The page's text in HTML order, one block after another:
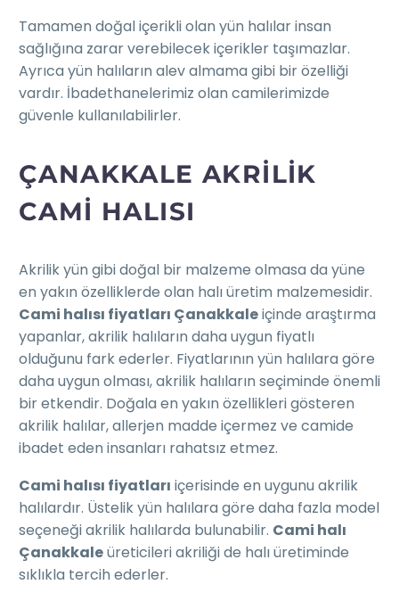
Tamamen doğal içerikli olan yün halılar insan
sağlığına zarar verebilecek içerikler taşımazlar.
Ayrıca yün halıların alev almama gibi bir özelliği
vardır. İbadethanelerimiz olan camilerimizde
güvenle kullanılabilirler.
ÇANAKKALE AKRILIK
CAMI HALISI
Akrilik yün gibi doğal bir malzeme olmasa da yüne
en yakın özelliklerde olan halı üretim malzemesidir.
Cami halısı fiyatları Çanakkaleiçinde araştırma
yapanlar, akrilik halıların daha uygun fiyatlı
olduğunu fark ederler. Fiyatlarının yün halılara göre
daha uygun olması, akrilik halıların seçiminde önemli
bir etkendir. Doğala en yakın özellikleri gösteren
akrilik halılar, allerjen madde içermez ve camide
ibadet eden insanları rahatsız etmez.
Cami halısı fiyatları içerisinde en uygunu akrilik
halılardır. Üstelik yün halılara göre daha fazla model
seçeneği akrilik halılarda bulunabilir. Cami halı
Çanakkaleüreticileri akriliği de halı üretiminde
sıklıkla tercih ederler.